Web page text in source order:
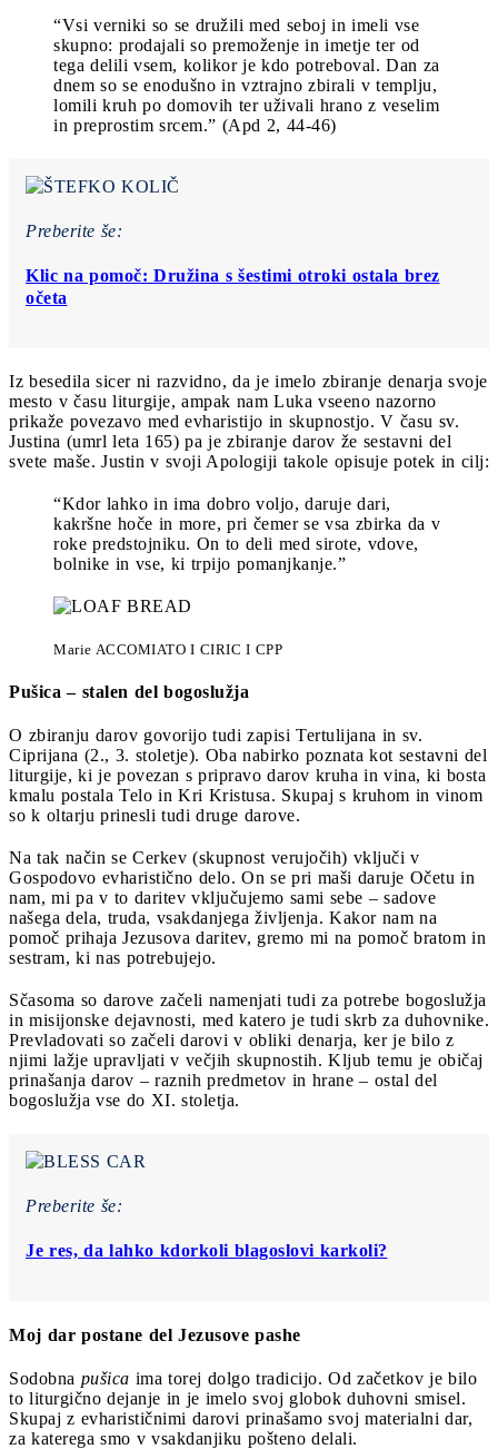
“Vsi verniki so se družili med seboj in imeli vse
skupno: prodajali so premoženje in imetje ter od
tega delili vsem, kolikor je kdo potreboval. Dan za
dnem so se enodušno in vztrajno zbirali v templju,
lomili kruh po domovih ter uživali hrano z veselim
in preprostim srcem.” (Apd 2, 44-46)
Preberite še:
Klic na pomoč: Družina s šestimi otroki ostala brez
očeta
Iz besedila sicer ni razvidno, da je imelo zbiranje denarja svoje
mesto v času liturgije, ampak nam Luka vseeno nazorno
prikaže povezavo med evharistijo in skupnostjo. V času sv.
Justina (umrl leta 165) pa je zbiranje darov že sestavni del
svete maše. Justin v svoji Apologiji takole opisuje potek in cilj:
“Kdor lahko in ima dobro voljo, daruje dari,
kakršne hoče in more, pri čemer se vsa zbirka da v
roke predstojniku. On to deli med sirote, vdove,
bolnike in vse, ki trpijo pomanjkanje.”
Marie ACCOMIATO I CIRIC I CPP
Pušica – stalen del bogoslužja
O zbiranju darov govorijo tudi zapisi Tertulijana in sv.
Ciprijana (2., 3. stoletje). Oba nabirko poznata kot sestavni del
liturgije, ki je povezan s pripravo darov kruha in vina, ki bosta
kmalu postala Telo in Kri Kristusa. Skupaj s kruhom in vinom
so k oltarju prinesli tudi druge darove.
Na tak način se Cerkev (skupnost verujočih) vključi v
Gospodovo evharistično delo. On se pri maši daruje Očetu in
nam, mi pa v to daritev vključujemo sami sebe – sadove
našega dela, truda, vsakdanjega življenja. Kakor nam na
pomoč prihaja Jezusova daritev, gremo mi na pomoč bratom in
sestram, ki nas potrebujejo.
Sčasoma so darove začeli namenjati tudi za potrebe bogoslužja
in misijonske dejavnosti, med katero je tudi skrb za duhovnike.
Prevladovati so začeli darovi v obliki denarja, ker je bilo z
njimi lažje upravljati v večjih skupnostih. Kljub temu je običaj
prinašanja darov – raznih predmetov in hrane – ostal del
bogoslužja vse do XI. stoletja.
Preberite še:
Je res, da lahko kdorkoli blagoslovi karkoli?
Moj dar postane del Jezusove pashe
Sodobna pušica ima torej dolgo tradicijo. Od začetkov je bilo
to liturgično dejanje in je imelo svoj globok duhovni smisel.
Skupaj z evharističnimi darovi prinašamo svoj materialni dar,
za katerega smo v vsakdanjiku pošteno delali.